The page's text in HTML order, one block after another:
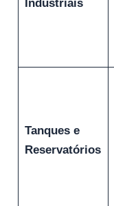
Industriais
Tanques e
Reservatórios